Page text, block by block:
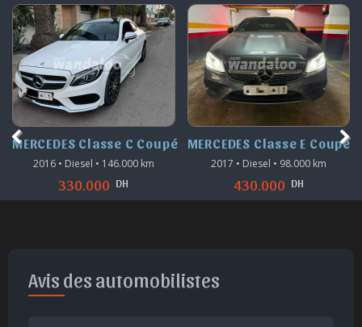
MERCEDES Classe C Coupé
2016 • Diesel • 146.000 km
330.000 DH
MERCEDES Classe E Coupé
2017 • Diesel • 98.000 km
430.000 DH
Avis des automobilistes